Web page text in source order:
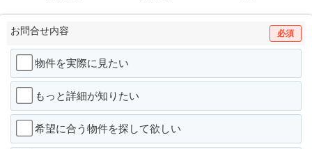
お問合せ内容 必須
物件を実際に見たい
もっと詳細が知りたい
希望に合う物件を探して欲しい